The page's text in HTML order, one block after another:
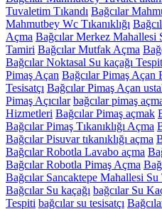
Tuvaletim Tıkandı Bağcılar
Mahmutbey Wc Tıkanıklığı
Açma Bağcılar Merkez Mahallesi
Tamiri Bağcılar Mutfak Açma
Bağcılar Noktasal Su kaçağı
Pimaş Açan Bağcılar Pimaş Açan
Tesisatçı Bağcılar Pimaş Açan
Pimaş Açıcılar bağcılar pimaş
Hizmetleri Bağcılar Pimaş açmak
Bağcılar Pimaş Tıkanıklığı Açma
Bağcılar Pisuvar tıkanıklığı açma
Bağcılar Robotla Lavabo açma
Bağcılar Robotla Pimaş Açma
Bağcılar Sancaktepe Mahallesi Su
Bağcılar Su kaçağı bağcılar Su
Tespiti bağcılar su tesisatçı